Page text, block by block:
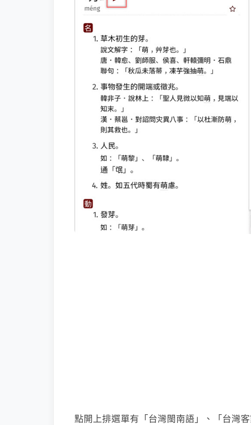
點開上排選單有「台灣閩南語」、「台灣